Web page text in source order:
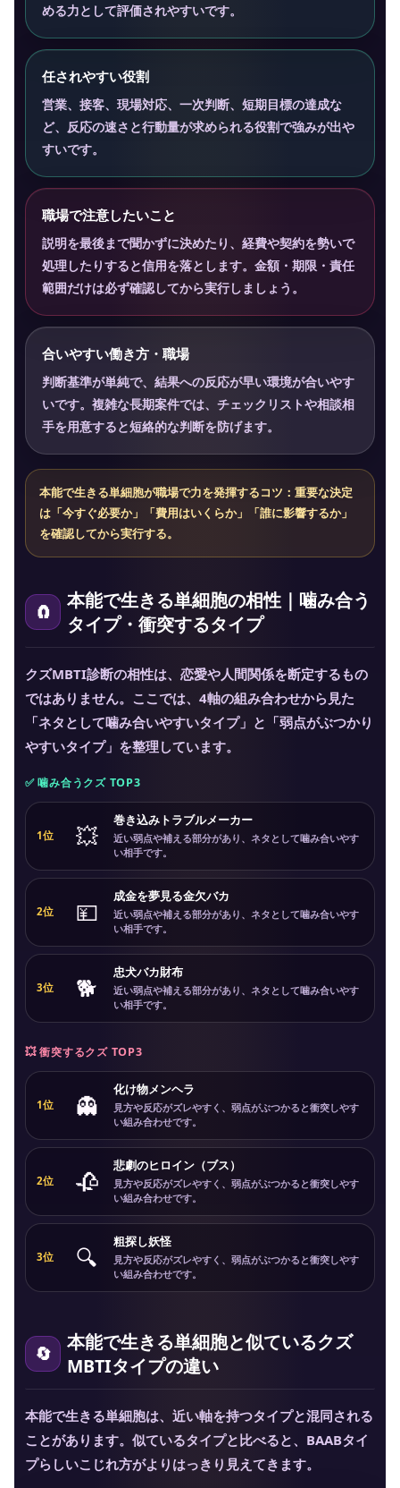
める力として評価されやすいです。
任されやすい役割
営業、接客、現場対応、一次判断、短期目標の達成な
ど、反応の速さと行動量が求められる役割で強みが出や
すいです。
職場で注意したいこと
説明を最後まで聞かずに決めたり、経費や契約を勢いで
処理したりすると信用を落とします。金額・期限・責任
範囲だけは必ず確認してから実行しましょう。
合いやすい働き方・職場
判断基準が単純で、結果への反応が早い環境が合いやす
いです。複雑な長期案件では、チェックリストや相談相
手を用意すると短絡的な判断を防げます。
本能で生きる単細胞が職場で力を発揮するコツ：重要な決定
は「今すぐ必要か」「費用はいくらか」「誰に影響するか」
を確認してから実行する。
本能で生きる単細胞の相性｜噛み合う
タイプ・衝突するタイプ
クズMBTI診断の相性は、恋愛や人間関係を断定するもの
ではありません。ここでは、4軸の組み合わせから見た
「ネタとして噛み合いやすいタイプ」と「弱点がぶつかり
やすいタイプ」を整理しています。
✅ 噛み合うクズ TOP3
1位 💥
巻き込みトラブルメーカー
近い弱点や補える部分があり、ネタとして噛み合いやす
い相手です。
2位 💴
成金を夢見る金欠バカ
近い弱点や補える部分があり、ネタとして噛み合いやす
い相手です。
3位 🐕
忠犬バカ財布
近い弱点や補える部分があり、ネタとして噛み合いやす
い相手です。
💥 衝突するクズ TOP3
1位 👻
化け物メンヘラ
見方や反応がズレやすく、弱点がぶつかると衝突しやす
い組み合わせです。
2位 🥀
悲劇のヒロイン（ブス）
見方や反応がズレやすく、弱点がぶつかると衝突しやす
い組み合わせです。
3位 🔍
粗探し妖怪
見方や反応がズレやすく、弱点がぶつかると衝突しやす
い組み合わせです。
本能で生きる単細胞と似ているクズ
MBTIタイプの違い
本能で生きる単細胞は、近い軸を持つタイプと混同される
ことがあります。似ているタイプと比べると、BAABタイ
プらしいこじれ方がよりはっきり見えてきます。